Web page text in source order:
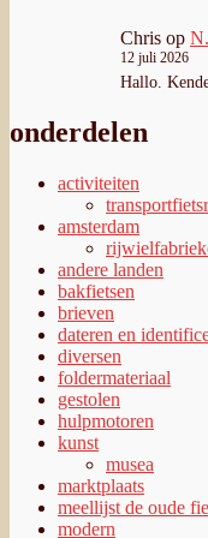
Chris op
12 juli 2026
Hallo.
onderdelen
activiteiten
amsterdam
andere landen
bakfietsen
brieven
dateren en
diversen
foldermateriaal
gestolen
hulpmotoren
kunst
musea
marktplaats
meellijst de oude
modern